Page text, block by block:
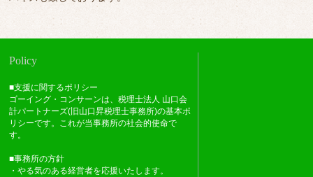
Policy
■支援に関するポリシー
ゴーイング・コンサーンは、税理士法人 山口会
計パートナーズ(旧山口昇税理士事務所)の基本ポ
リシーです。これが当事務所の社会的使命で
す。
■事務所の方針
・やる気のある経営者を応援いたします。